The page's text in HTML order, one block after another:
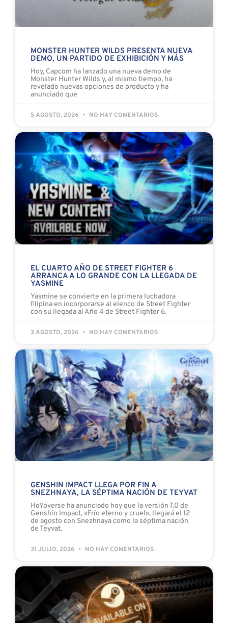
MONSTER HUNTER WILDS PRESENTA NUEVA
DEMO, UN PARTIDO DE EXHIBICIÓN Y MÁS
Hoy, Capcom ha lanzado una nueva demo de
Monster Hunter Wilds y, al mismo tiempo, ha
revelado nuevas opciones de producto y ha
anunciado que
5 AGOSTO, 2026 NO HAY COMENTARIOS
EL CUARTO AÑO DE STREET FIGHTER 6
ARRANCA A LO GRANDE CON LA LLEGADA DE
YASMINE
Yasmine se convierte en la primera luchadora
filipina en incorporarse al elenco de Street Fighter
con su llegada al Año 4 de Street Fighter 6.
3 AGOSTO, 2026 NO HAY COMENTARIOS
GENSHIN IMPACT LLEGA POR FIN A
SNEZHNAYA, LA SÉPTIMA NACIÓN DE TEYVAT
HoYoverse ha anunciado hoy que la versión 7.0 de
Genshin Impact, «Frío eterno y cruel», llegará el 12
de agosto con Snezhnaya como la séptima nación
de Teyvat.
31 JULIO, 2026 NO HAY COMENTARIOS